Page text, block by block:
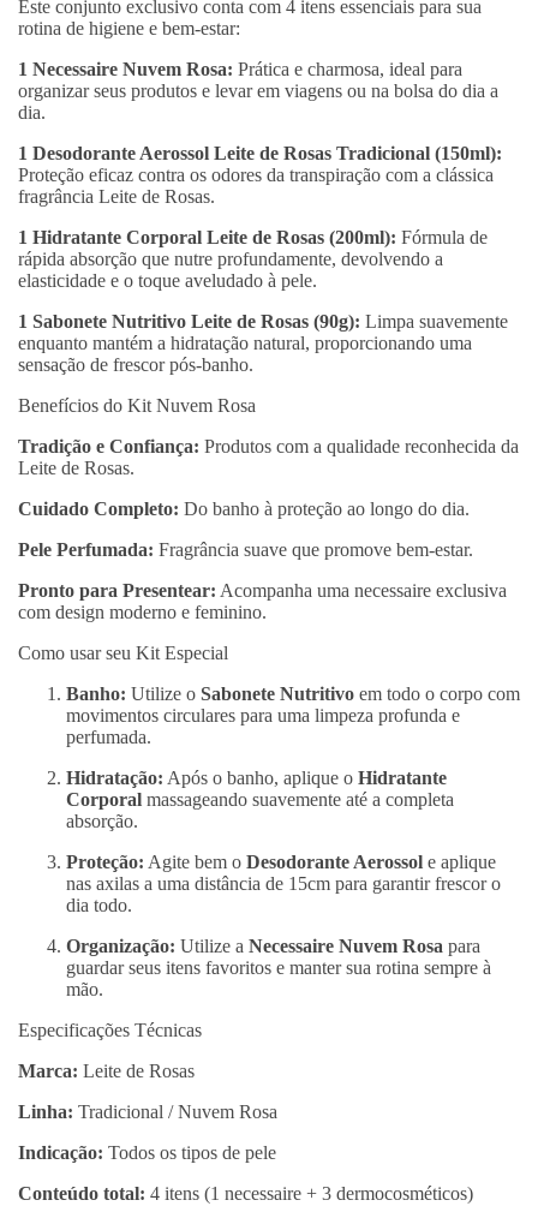
Este conjunto exclusivo conta com 4 itens essenciais para sua
rotina de higiene e bem-estar:
1 Necessaire Nuvem Rosa: Prática e charmosa, ideal para
organizar seus produtos e levar em viagens ou na bolsa do dia a
dia.
1 Desodorante Aerossol Leite de Rosas Tradicional (150ml):
Proteção eficaz contra os odores da transpiração com a clássica
fragrância Leite de Rosas.
1 Hidratante Corporal Leite de Rosas (200ml): Fórmula de
rápida absorção que nutre profundamente, devolvendo a
elasticidade e o toque aveludado à pele.
1 Sabonete Nutritivo Leite de Rosas (90g): Limpa suavemente
enquanto mantém a hidratação natural, proporcionando uma
sensação de frescor pós-banho.
Benefícios do Kit Nuvem Rosa
Tradição e Confiança: Produtos com a qualidade reconhecida da
Leite de Rosas.
Cuidado Completo: Do banho à proteção ao longo do dia.
Pele Perfumada: Fragrância suave que promove bem-estar.
Pronto para Presentear: Acompanha uma necessaire exclusiva
com design moderno e feminino.
Como usar seu Kit Especial
Banho: Utilize o Sabonete Nutritivo em todo o corpo com
movimentos circulares para uma limpeza profunda e
perfumada.
Hidratação: Após o banho, aplique o Hidratante
Corporal massageando suavemente até a completa
absorção.
Proteção: Agite bem o Desodorante Aerossol e aplique
nas axilas a uma distância de 15cm para garantir frescor o
dia todo.
Organização: Utilize a Necessaire Nuvem Rosa para
guardar seus itens favoritos e manter sua rotina sempre à
mão.
Especificações Técnicas
Marca: Leite de Rosas
Linha: Tradicional / Nuvem Rosa
Indicação: Todos os tipos de pele
Conteúdo total: 4 itens (1 necessaire + 3 dermocosméticos)